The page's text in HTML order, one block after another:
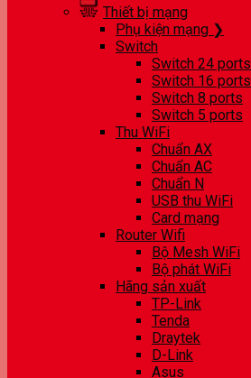
Thiết bị mạng
Phụ kiện mạng ❯
Switch
Switch 24 ports
Switch 16 ports
Switch 8 ports
Switch 5 ports
Thu WiFi
Chuẩn AX
Chuẩn AC
Chuẩn N
USB thu WiFi
Card mạng
Router Wifi
Bộ Mesh WiFi
Bộ phát WiFi
Hãng sản xuất
TP-Link
Tenda
Draytek
D-Link
Asus